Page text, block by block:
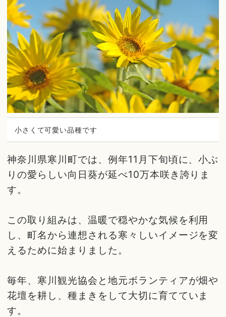
小さくて可愛い品種です
神奈川県寒川町では、例年11月下旬頃に、小ぶ
りの愛らしい向日葵が延べ10万本咲き誇りま
す。
この取り組みは、温暖で穏やかな気候を利用
し、町名から連想される寒々しいイメージを変
えるために始まりました。
毎年、寒川観光協会と地元ボランティアが畑や
花壇を耕し、種まきをして大切に育てていま
す。